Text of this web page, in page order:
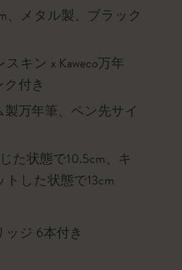
、メタル製、ブラック
キン x Kaweco万年
付き
万年筆、ペン先サイ
た状態で10.5cm、キ
した状態で13cm
ジ 6本付き